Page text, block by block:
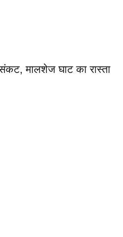
मालशेज घाट का रास्ता